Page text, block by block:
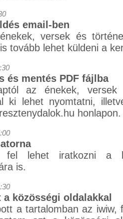
email-ben
versek és
tovább lehet küldeni a
és mentés PDF fájlba
az énekek, versek
ki lehet nyomtatni,
honlapon.
fel lehet iratkozni a
is.
a közösségi oldalakkal
a tartalomban az